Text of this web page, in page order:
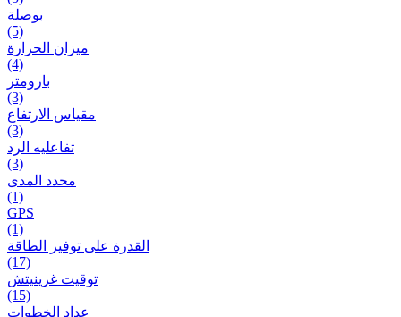
بوصلة
(5)
ميزان الحرارة
(4)
بارومتر
(3)
مقياس الارتفاع
(3)
تفاعلیه الرد
(3)
محدد المدى
(1)
GPS
(1)
القدرة على توفير الطاقة
(17)
توقيت غرينيتش
(15)
عداد الخطوات